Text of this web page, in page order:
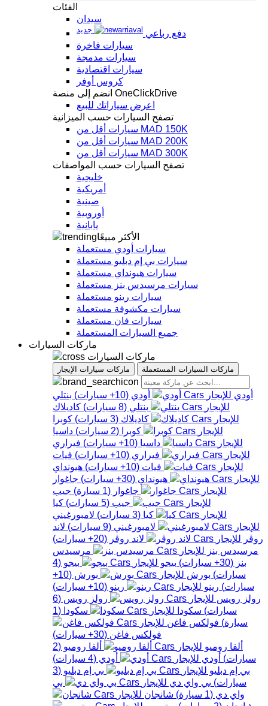
الفئات
سيدان
دفع رباعي
جديد
سيارات فاخرة
سيارات مدمجة
سيارات اقتصادية
كروس أوفر
انضم إلى منصة OneClickDrive
اعرض سياراتك للبيع
تصفح السيارات حسب الميزانية
سيارات أقل من MAD 150K
سيارات أقل من MAD 200K
سيارات أقل من MAD 300K
تصفح السيارات حسب المواصفات
خليجية
أمريكية
صينية
أوروبية
يابانية
الأكثر مبيعًا
سيارات أودي مستعملة
سيارات بي إم دبليو مستعملة
سيارات هيونداي مستعملة
سيارات مرسيدس بنز مستعملة
سيارات رينو مستعملة
سيارات مكشوفة مستعملة
سيارات فان مستعملة
جميع السيارات المستعملة
ماركات السيارات
ماركات السيارات
ماركات سيارات الإيجار ماركات السيارات المستعملة
أودي أودي (
10+ سيارات) بنتلي
بنتلي (
8 سيارات) كاديلاك
كاديلاك (
3 سيارات) كوبرا
كوبرا (
2 سيارات) داسيا
داسيا (
10+ سيارات) فيراري
فيراري (
10+ سيارات) فيات
فيات (
10+ سيارات) هيونداي
هيونداي (
30+ سيارات) جاغوار
جاغوار (
1 سيارة) جيب
جيب (
5 سيارات) كيا
كيا (
3 سيارات) لامبورغيني
لامبورغيني (
9 سيارات) لاند
روڤر
لاند روڤر (
20+ سيارات)
مرسيدس بنز
مرسيدس
بنز (
30+ سيارات) بيجو بيجو (
4
سيارات) بورش بورش (
10+
سيارات) رينو رينو (
10+ سيارات)
رولز رويس
رولز رويس (
6
سيارات) سكودا سكودا (
1
سيارة) فولكس فاغن
فولكس فاغن (
30+ سيارات)
ألفا روميو
ألفا روميو (
2
سيارات) أودي أودي (
4 سيارات)
بي إم دبليو
بي إم دبليو (
3
سيارات) بي واي دي
بي
واي دي (
1 سيارة) شانجان